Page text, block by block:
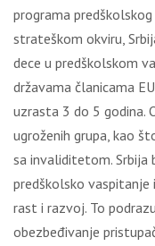
programa
strateškom okviru,
dece u predškolskom
državama članicama
uzrasta 3 do 5 godina.
ugroženih grupa, kao
sa invaliditetom.
predškolsko vaspitanje
rast i razvoj. To
obezbeđivanje